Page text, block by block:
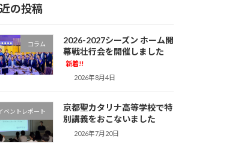
の投稿
コラム
2026-2027シーズン ホーム開
幕戦壮行会を開催しました
新着!!
2026年8月4日
ベントレポート
京都聖カタリナ高等学校で特
別講義をおこないました
2026年7月20日